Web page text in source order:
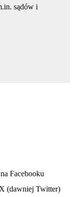
sądów i
Facebooku
(dawniej Twitter)